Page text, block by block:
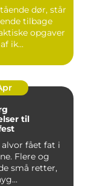
dør, står
tilbage
opgaver
ik...
til
alvor fået fat i
Flere og
små retter,